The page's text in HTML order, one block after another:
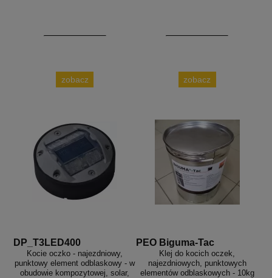
zobacz zobacz
DP_T3LED400
Kocie oczko - najezdniowy,
punktowy element odblaskowy - w
obudowie kompozytowej, solar,
PEO Biguma-Tac
Klej do kocich oczek,
najezdniowych, punktowych
elementów odblaskowych - 10kg